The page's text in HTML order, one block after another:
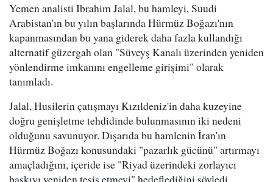
Yemen analisti Ibrahim Jalal, bu hamleyi, Suudi
Arabistan'ın bu yılın başlarında Hürmüz Boğazı'nın
kapanmasından bu yana giderek daha fazla kullandığı
alternatif güzergah olan "Süveyş Kanalı üzerinden yeniden
yönlendirme imkanını engelleme girişimi" olarak
tanımladı.
Jalal, Husilerin çatışmayı Kızıldeniz'in daha kuzeyine
doğru genişletme tehdidinde bulunmasının iki nedeni
olduğunu savunuyor. Dışarıda bu hamlenin İran'ın
Hürmüz Boğazı konusundaki "pazarlık gücünü" artırmayı
amaçladığını, içeride ise "Riyad üzerindeki zorlayıcı
baskıyı yeniden tesis etmeyi" hedeflediğini söyledi.